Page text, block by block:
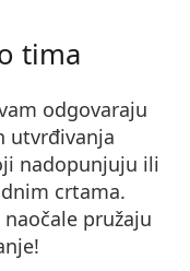
tima
odgovaraju
utvrđivanja
nadopunjuju ili
crtama.
pružaju